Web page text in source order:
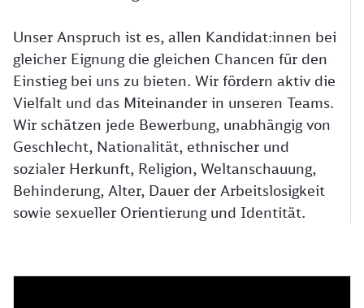
Unser Anspruch ist es, allen Kandidat:innen bei
gleicher Eignung die gleichen Chancen für den
Einstieg bei uns zu bieten. Wir fördern aktiv die
Vielfalt und das Miteinander in unseren Teams.
Wir schätzen jede Bewerbung, unabhängig von
Geschlecht, Nationalität, ethnischer und
sozialer Herkunft, Religion, Weltanschauung,
Behinderung, Alter, Dauer der Arbeitslosigkeit
sowie sexueller Orientierung und Identität.